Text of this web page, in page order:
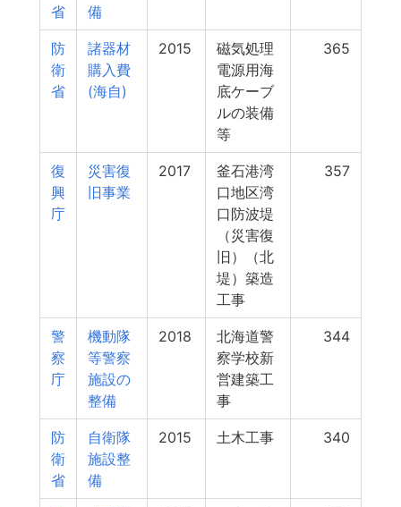
省
備
防
衛
省
諸器材
購入費
(海自)
2015
磁気処理
電源用海
底ケーブ
ルの装備
等
365
復
興
庁
災害復
旧事業
2017
釜石港湾
口地区湾
口防波堤
（災害復
旧）（北
堤）築造
工事
357
警
察
庁
機動隊
等警察
施設の
整備
2018
北海道警
察学校新
営建築工
事
344
防
衛
省
自衛隊
施設整
備
2015 土木工事 340